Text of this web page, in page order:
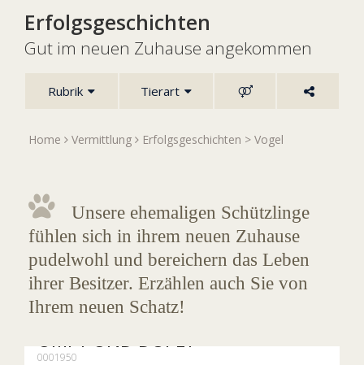
Erfolgsgeschichten
Gut im neuen Zuhause angekommen
Rubrik Tierart
Home Vermittlung Erfolgsgeschichten > Vogel
Unsere ehemaligen Schützlinge
fühlen sich in ihrem neuen Zuhause
pudelwohl und bereichern das Leben
ihrer Besitzer. Erzählen auch Sie von
Ihrem neuen Schatz!
Erfolgsgeschichte
SLEEPY, DOC, HAPPY, SNEEZY, GR
UMPY UND DOPEY
0001950